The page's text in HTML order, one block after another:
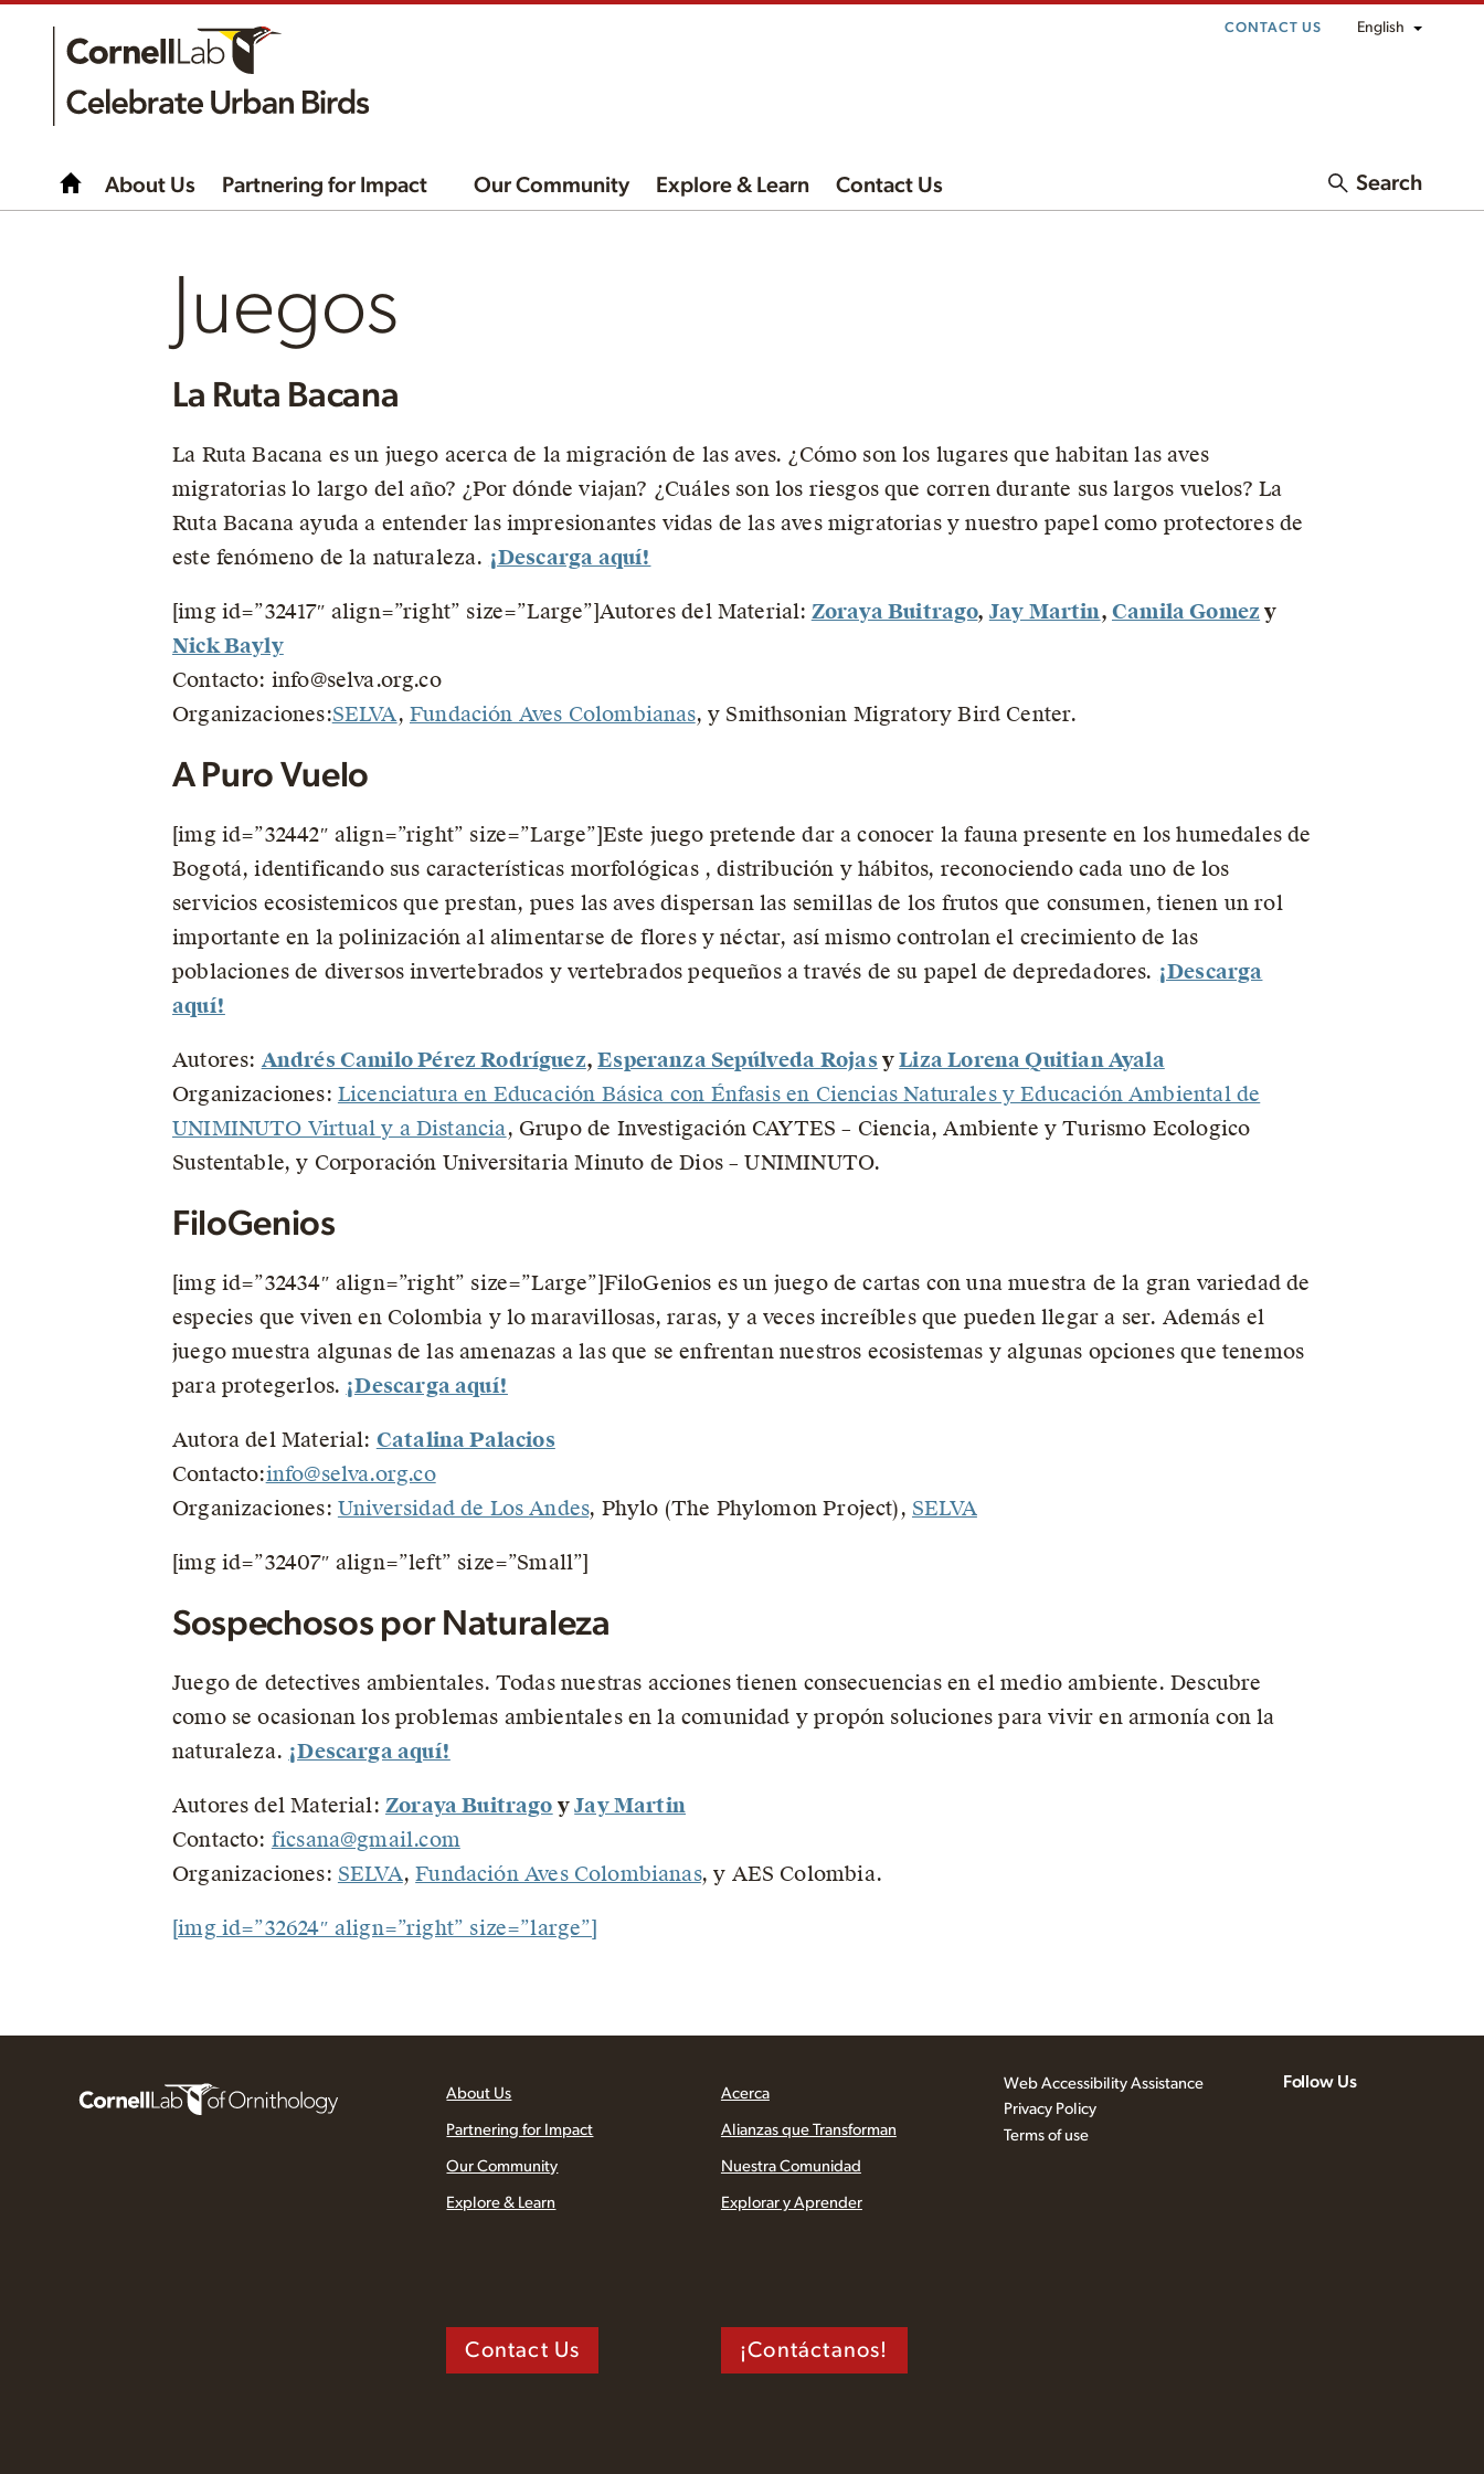
CONTACT US English
About Us Partnering for Impact Our Community Explore & Learn Contact Us Search
Juegos
La Ruta Bacana
La Ruta Bacana es un juego acerca de la migración de las aves. ¿Cómo son los lugares que habitan las aves
migratorias lo largo del año? ¿Por dónde viajan? ¿Cuáles son los riesgos que corren durante sus largos vuelos? La
Ruta Bacana ayuda a entender las impresionantes vidas de las aves migratorias y nuestro papel como protectores de
este fenómeno de la naturaleza. ¡Descarga aquí!
[img id=”32417″ align=”right” size=”Large”]Autores del Material: Zoraya Buitrago, Jay Martin, Camila Gomez y
Nick Bayly
Contacto: info@selva.org.co
Organizaciones:SELVA, Fundación Aves Colombianas, y Smithsonian Migratory Bird Center.
A Puro Vuelo
[img id=”32442″ align=”right” size=”Large”]Este juego pretende dar a conocer la fauna presente en los humedales de
Bogotá, identificando sus características morfológicas , distribución y hábitos, reconociendo cada uno de los
servicios ecosistemicos que prestan, pues las aves dispersan las semillas de los frutos que consumen, tienen un rol
importante en la polinización al alimentarse de flores y néctar, así mismo controlan el crecimiento de las
poblaciones de diversos invertebrados y vertebrados pequeños a través de su papel de depredadores. ¡Descarga
aquí!
Autores: Andrés Camilo Pérez Rodríguez,Esperanza Sepúlveda Rojas yLiza Lorena Quitian Ayala
Organizaciones: Licenciatura en Educación Básica con Énfasis en Ciencias Naturales y Educación Ambiental de
UNIMINUTO Virtual y a Distancia, Grupo de Investigación CAYTES – Ciencia, Ambiente y Turismo Ecologico
Sustentable, y Corporación Universitaria Minuto de Dios – UNIMINUTO.
FiloGenios
[img id=”32434″ align=”right” size=”Large”]FiloGenios es un juego de cartas con una muestra de la gran variedad de
especies que viven en Colombia y lo maravillosas, raras, y a veces increíbles que pueden llegar a ser. Además el
juego muestra algunas de las amenazas a las que se enfrentan nuestros ecosistemas y algunas opciones que tenemos
para protegerlos. ¡Descarga aquí!
Autora del Material: Catalina Palacios
Contacto:info@selva.org.co
Organizaciones: Universidad de Los Andes, Phylo (The Phylomon Project), SELVA
[img id=”32407″ align=”left” size=”Small”]
Sospechosos por Naturaleza
Juego de detectives ambientales. Todas nuestras acciones tienen consecuencias en el medio ambiente. Descubre
como se ocasionan los problemas ambientales en la comunidad y propón soluciones para vivir en armonía con la
naturaleza. ¡Descarga aquí!
Autores del Material: Zoraya Buitrago yJay Martin
Contacto: ficsana@gmail.com
Organizaciones: SELVA,Fundación Aves Colombianas, y AES Colombia.
[img id=”32624″ align=”right” size=”large”]
About Us
Partnering for Impact
Our Community
Explore & Learn
Contact Us
Acerca
Alianzas que Transforman
Nuestra Comunidad
Explorar y Aprender
¡Contáctanos!
Web Accessibility Assistance
Privacy Policy
Terms of use
Follow Us